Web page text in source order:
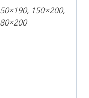
150×200,